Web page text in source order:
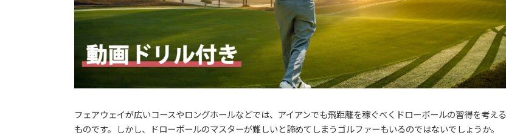
フェアウェイが広いコースやロングホールなどでは、アイアンでも飛距離を稼ぐべくドローボールの習得を考える
ものです。しかし、ドローボールのマスターが難しいと諦めてしまうゴルファーもいるのではないでしょうか。